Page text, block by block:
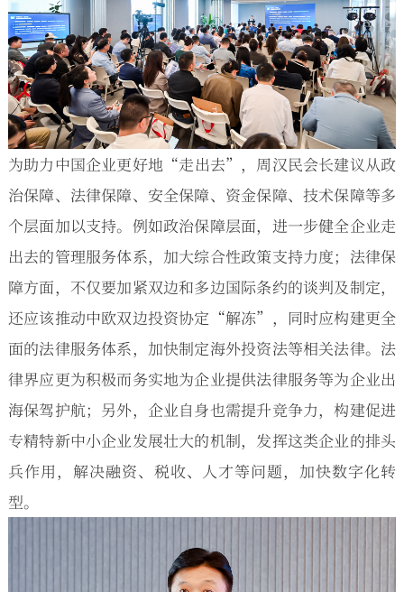
为助力中国企业更好地“走出去”，周汉民会长建议从政
治保障、法律保障、安全保障、资金保障、技术保障等多
个层面加以支持。例如政治保障层面，进一步健全企业走
出去的管理服务体系，加大综合性政策支持力度；法律保
障方面，不仅要加紧双边和多边国际条约的谈判及制定，
还应该推动中欧双边投资协定“解冻”，同时应构建更全
面的法律服务体系，加快制定海外投资法等相关法律。法
律界应更为积极而务实地为企业提供法律服务等为企业出
海保驾护航；另外，企业自身也需提升竞争力，构建促进
专精特新中小企业发展壮大的机制，发挥这类企业的排头
兵作用，解决融资、税收、人才等问题，加快数字化转
型。